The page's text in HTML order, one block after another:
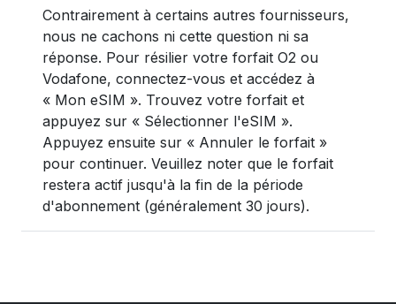
Contrairement à certains autres fournisseurs,
nous ne cachons ni cette question ni sa
réponse. Pour résilier votre forfait O2 ou
Vodafone, connectez-vous et accédez à
« Mon eSIM ». Trouvez votre forfait et
appuyez sur « Sélectionner l'eSIM ».
Appuyez ensuite sur « Annuler le forfait »
pour continuer. Veuillez noter que le forfait
restera actif jusqu'à la fin de la période
d'abonnement (généralement 30 jours).